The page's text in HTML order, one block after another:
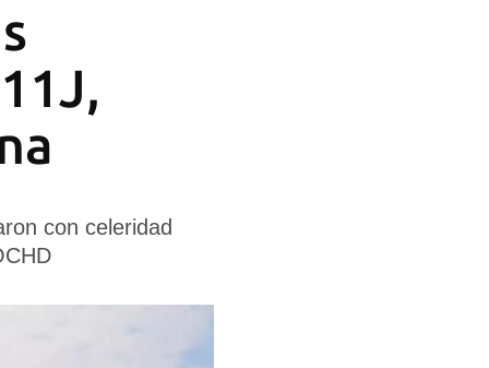
con celeridad